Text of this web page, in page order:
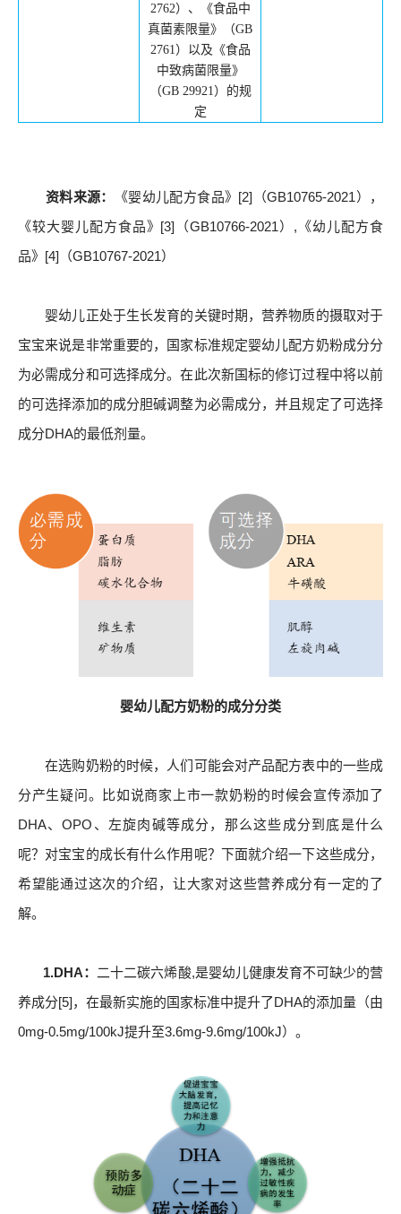
2762）、《食品中
真菌素限量》（GB
2761）以及《食品
中致病菌限量》
（GB 29921）的规
定
资料来源：
《婴幼儿配方食品》[2]（GB10765-2021），
《较大婴儿配方食品》[3]（GB10766-2021）,《幼儿配方食
品》[4]（GB10767-2021）
婴幼儿正处于生长发育的关键时期，营养物质的摄取对于
宝宝来说是非常重要的，国家标准规定婴幼儿配方奶粉成分分
为必需成分和可选择成分。在此次新国标的修订过程中将以前
的可选择添加的成分胆碱调整为必需成分，并且规定了可选择
成分DHA的最低剂量。
婴幼儿配方奶粉的成分分类
在选购奶粉的时候，人们可能会对产品配方表中的一些成
分产生疑问。比如说商家上市一款奶粉的时候会宣传添加了
DHA、OPO、左旋肉碱等成分，那么这些成分到底是什么
呢？对宝宝的成长有什么作用呢？下面就介绍一下这些成分，
希望能通过这次的介绍，让大家对这些营养成分有一定的了
解。
1.DHA： 二十二碳六烯酸,是婴幼儿健康发育不可缺少的营
养成分[5]，在最新实施的国家标准中提升了DHA的添加量（由
0mg-0.5mg/100kJ提升至3.6mg-9.6mg/100kJ）。